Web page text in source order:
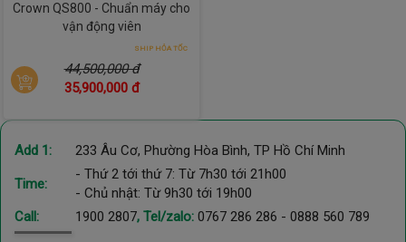
Loa Hifi và Jack cắm MP3
Máy đi bộ tại nhà Queen Crown QS 588 được trang bị loa Hifi
và jack cắm MP3, mang đến trải nghiệm tập luyện sinh động
và hứng khởi hơn. Âm thanh chất lượng cao giúp người dùng
thưởng thức âm nhạc rõ nét, tạo động lực duy trì cường độ
Crown QS800 - Chuẩn máy cho
vận động viên
SHIP HỎA TỐC
44,500,000 đ
35,900,000 đ
Add 1: 233 Âu Cơ, Phường Hòa Bình, TP Hồ Chí Minh
Time:
- Thứ 2 tới thứ 7: Từ 7h30 tới 21h00
- Chủ nhật: Từ 9h30 tới 19h00
Call:
1900 2807, Tel/zalo: 0767 286 286 - 0888 560 789